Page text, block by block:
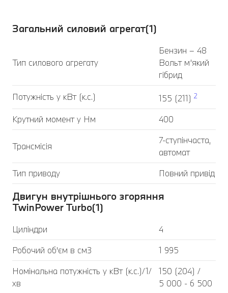
Загальний силовий агрегат(1)
Тип силового агрегату
Бензин – 48
Вольт м’який
гібрид
Потужність у кВт (к.с.) 155 (211) 2
Крутний момент у Нм 400
Трансмісія
7-ступінчаста,
автомат
Тип приводу
Повний привід
Двигун внутрішнього згоряння
TwinPower Turbo(1)
Циліндри
4
Робочий об'єм в см3
1 995
Номінальна потужність у кВт (к.с.)/1/
хв
150 (204) /
5 000 - 6 500